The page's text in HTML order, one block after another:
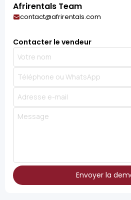
Afrirentals Team
contact@afrirentals.com
Contacter le vendeur
Envoyer la